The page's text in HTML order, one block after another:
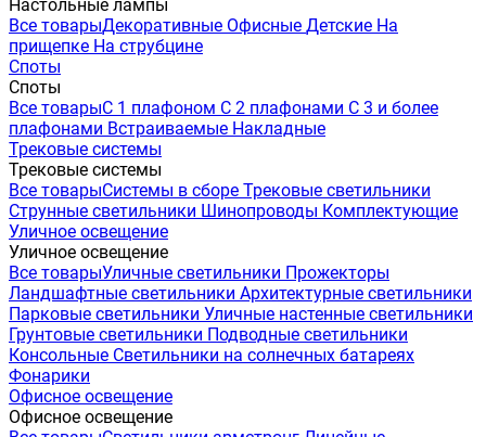
Настольные лампы
Все товарыДекоративные Офисные Детские На
прищепке На струбцине
Споты
Споты
Все товарыС 1 плафоном С 2 плафонами С 3 и более
плафонами Встраиваемые Накладные
Трековые системы
Трековые системы
Все товарыСистемы в сборе Трековые светильники
Струнные светильники Шинопроводы Комплектующие
Уличное освещение
Уличное освещение
Все товарыУличные светильники Прожекторы
Ландшафтные светильники Архитектурные светильники
Парковые светильники Уличные настенные светильники
Грунтовые светильники Подводные светильники
Консольные Светильники на солнечных батареях
Фонарики
Офисное освещение
Офисное освещение